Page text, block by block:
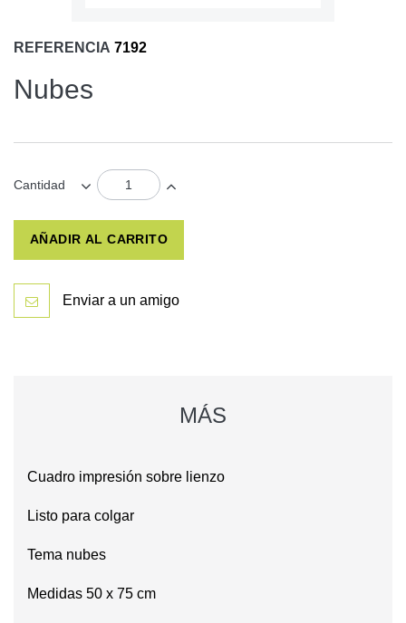
REFERENCIA 7192
Nubes
Cantidad
AÑADIR AL CARRITO
Enviar a un amigo
MÁS
Cuadro impresión sobre lienzo
Listo para colgar
Tema nubes
Medidas 50 x 75 cm